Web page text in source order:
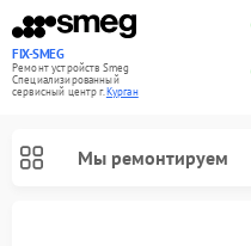
FIX-SMEG
Ремонт устройств Smeg
Специализированный
cервисный центр г.Курган
Мы ремонтируем